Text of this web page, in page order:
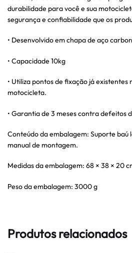
durabilidade para você e sua
segurança e confiabilidade que os
• Desenvolvido em chapa de aço
• Capacidade 10kg
• Utiliza pontos de fixação já existentes
motocicleta.
• Garantia de 3 meses contra defeitos
Conteúdo da embalagem: Suporte baú
manual de montagem.
Medidas da embalagem: 68 × 38 × 20
Peso da embalagem: 3000 g
Produtos relacionados